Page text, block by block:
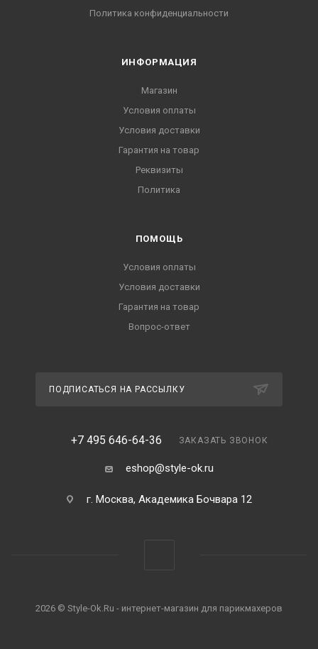
Политика конфиденциальности
ИНФОРМАЦИЯ
Магазин
Условия оплаты
Условия доставки
Гарантия на товар
Реквизиты
Политика
ПОМОЩЬ
Условия оплаты
Условия доставки
Гарантия на товар
Вопрос-ответ
ПОДПИСАТЬСЯ НА РАССЫЛКУ
+7 495 646-64-36 ЗАКАЗАТЬ ЗВОНОК
eshop@style-ok.ru
г. Москва, Академика Бочвара 12
2026 © Style-Ok.Ru - интернет-магазин для парикмахеров